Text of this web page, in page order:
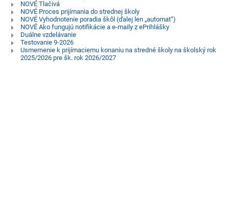
NOVÉ Tlačivá
NOVÉ Proces prijímania do strednej školy
NOVÉ Vyhodnotenie poradia škôl (ďalej len „automat“)
NOVÉ Ako fungujú notifikácie a e-maily z ePrihlášky
Duálne vzdelávanie
Testovanie 9-2026
Usmernenie k prijímaciemu konaniu na stredné školy na školský rok
2025/2026 pre šk. rok 2026/2027